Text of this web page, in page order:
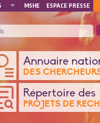
Annuaire
DES
Répertoire des
PROJETS DE
MSHE ESPACE PRESSE